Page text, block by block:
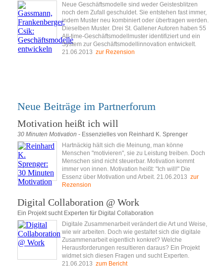
Neue Geschäftsmodelle sind weder Geistesblitzen
noch dem Zufall geschuldet. Sie entstehen fast immer,
indem Muster neu kombiniert oder übertragen werden.
Dieselben Muster. Drei St. Gallener Autoren haben 55
All-time-Geschäftsmodellmuster identifiziert und ein
System zur Geschäftsmodellinnovation entwickelt.
21.06.2013 zur Rezension
Neue Beiträge im Partnerforum
Motivation heißt ich will
30 Minuten Motivation - Essenzielles von Reinhard K. Sprenger
Hartnäckig hält sich die Meinung, man könne
Menschen "motivieren", sie zu Leistung treiben. Doch
Menschen sind nicht steuerbar. Motivation kommt
immer von innen. Motivation heißt: "Ich will!" Die
Essenz über Motivation und Arbeit. 21.06.2013 zur
Rezension
Digital Collaboration @ Work
Ein Projekt sucht Experten für Digital Collaboration
Digitale Zusammenarbeit verändert die Art und Weise,
wie wir arbeiten. Doch wie gestaltet sich die digitale
Zusammenarbeit eigentlich konkret? Welche
Herausforderungen resultieren daraus? Ein Projekt
widmet sich diesen Fragen und sucht Experten.
21.06.2013 zum Bericht